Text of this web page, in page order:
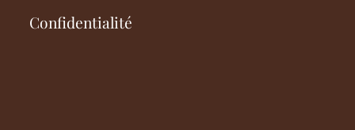
Confidentialité